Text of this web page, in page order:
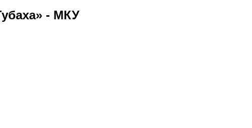
- МКУ